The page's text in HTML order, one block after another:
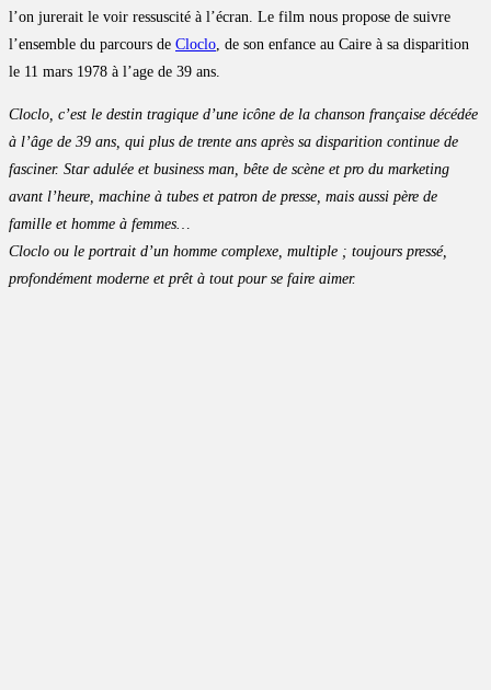
l’on jurerait le voir ressuscité à l’écran. Le film nous propose de suivre
l’ensemble du parcours de Cloclo, de son enfance au Caire à sa disparition
le 11 mars 1978 à l’age de 39 ans.
Cloclo, c’est le destin tragique d’une icône de la chanson française décédée
à l’âge de 39 ans, qui plus de trente ans après sa disparition continue de
fasciner. Star adulée et business man, bête de scène et pro du marketing
avant l’heure, machine à tubes et patron de presse, mais aussi père de
famille et homme à femmes…
Cloclo ou le portrait d’un homme complexe, multiple ; toujours pressé,
profondément moderne et prêt à tout pour se faire aimer.